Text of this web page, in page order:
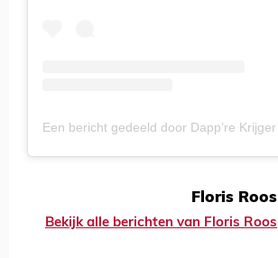
Floris Roos
Bekijk alle berichten van Floris Roos